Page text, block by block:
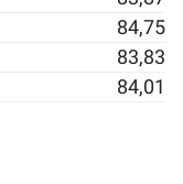
84,75
83,83
84,01